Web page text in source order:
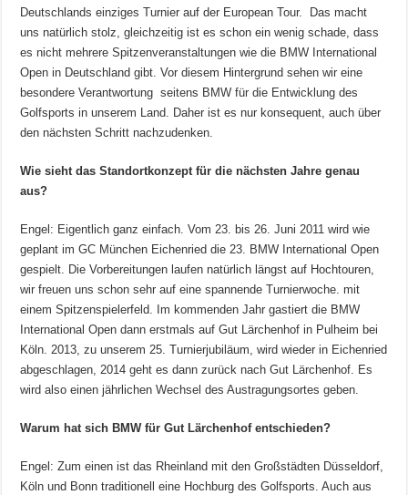
Deutschlands einziges Turnier auf der European Tour. Das macht
uns natürlich stolz, gleichzeitig ist es schon ein wenig schade, dass
es nicht mehrere Spitzenveranstaltungen wie die BMW International
Open in Deutschland gibt. Vor diesem Hintergrund sehen wir eine
besondere Verantwortung seitens BMW für die Entwicklung des
Golfsports in unserem Land. Daher ist es nur konsequent, auch über
den nächsten Schritt nachzudenken.
Wie sieht das Standortkonzept für die nächsten Jahre genau
aus?
Engel: Eigentlich ganz einfach. Vom 23. bis 26. Juni 2011 wird wie
geplant im GC München Eichenried die 23. BMW International Open
gespielt. Die Vorbereitungen laufen natürlich längst auf Hochtouren,
wir freuen uns schon sehr auf eine spannende Turnierwoche. mit
einem Spitzenspielerfeld. Im kommenden Jahr gastiert die BMW
International Open dann erstmals auf Gut Lärchenhof in Pulheim bei
Köln. 2013, zu unserem 25. Turnierjubiläum, wird wieder in Eichenried
abgeschlagen, 2014 geht es dann zurück nach Gut Lärchenhof. Es
wird also einen jährlichen Wechsel des Austragungsortes geben.
Warum hat sich BMW für Gut Lärchenhof entschieden?
Engel: Zum einen ist das Rheinland mit den Großstädten Düsseldorf,
Köln und Bonn traditionell eine Hochburg des Golfsports. Auch aus